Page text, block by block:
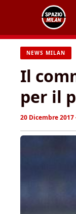
contenuto
NEWS MILAN
Il
per il
20 Dicembre 2017